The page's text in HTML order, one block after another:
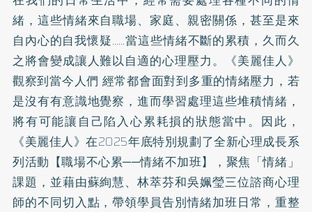
緒，這些情緒來自職場、家庭、親密關係，甚至是來
自內心的自我懷疑……當這些情緒不斷的累積，久而久
之將會變成讓人難以自適的心理壓力。《美麗佳人》
觀察到當今人們 經常都會面對到多重的情緒壓力，若
是沒有有意識地覺察，進而學習處理這些堆積情緒，
將有可能讓自己陷入心累耗損的狀態當中。因此，
《美麗佳人》在2025年底特別規劃了全新心理成長系
列活動 【職場不心累──情緒不加班】
，聚焦「情緒」
課題，並藉由蘇絢慧、林萃芬和吳姵瑩三位諮商心理
師的不同切入點，帶領學員告別情緒加班日常，重整